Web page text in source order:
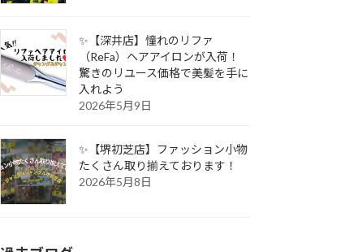
✨【深井店】憧れのリファ
（ReFa）ヘアアイロンが入荷！
驚きのリユース価格で美髪を手に
入れよう
2026年5月9日
✨【堺初芝店】ファッション小物
たくさん取り揃えております！
2026年5月8日